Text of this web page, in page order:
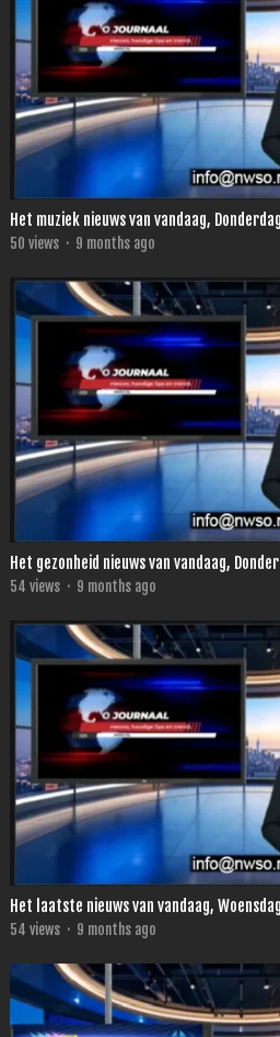
Het muziek nieuws van vandaag,
50 views · 9 months ago
Het gezonheid nieuws van vandaag,
54 views · 9 months ago
Het laatste nieuws van vandaag,
54 views · 9 months ago